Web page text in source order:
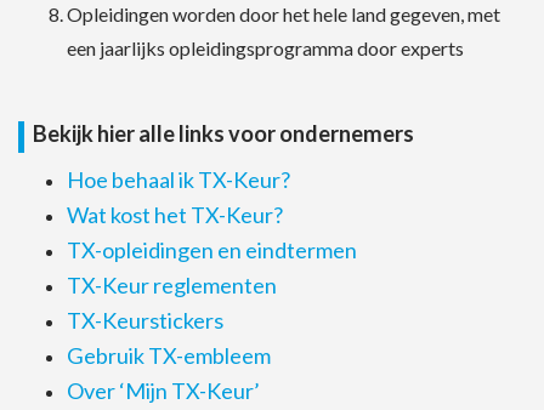
Opleidingen worden door het hele land gegeven, met
een jaarlijks opleidingsprogramma door experts
Bekijk hier alle links voor ondernemers
Hoe behaal ik TX-Keur?
Wat kost het TX-Keur?
TX-opleidingen en eindtermen
TX-Keur reglementen
TX-Keurstickers
Gebruik TX-embleem
Over ‘Mijn TX-Keur’